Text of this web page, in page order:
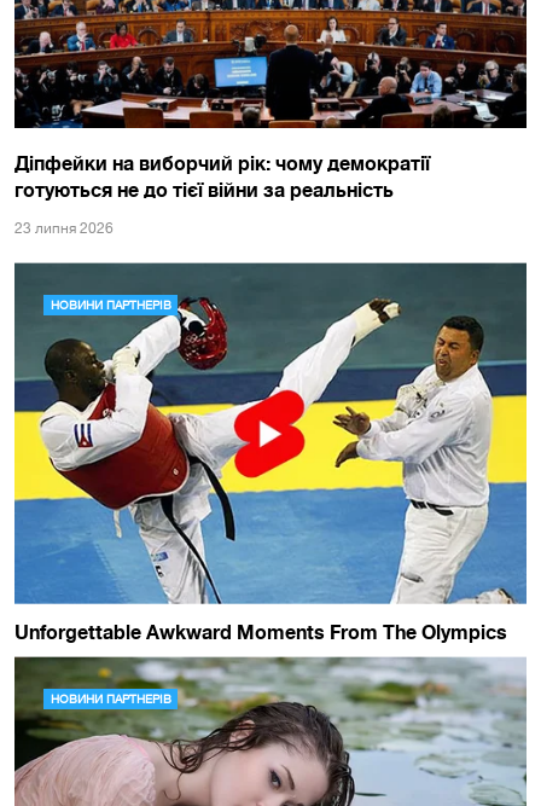
Діпфейки на виборчий рік: чому демократії
готуються не до тієї війни за реальність
23 липня 2026